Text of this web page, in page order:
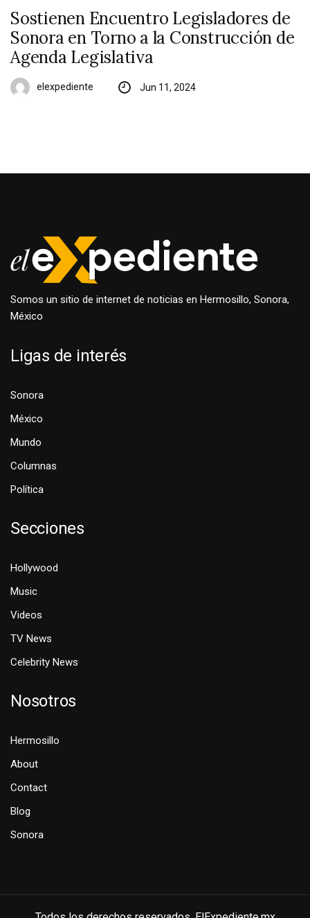
Sostienen Encuentro Legisladores de
Sonora en Torno a la Construcción de
Agenda Legislativa
elexpediente Jun 11, 2024
Somos un sitio de internet de noticias en Hermosillo, Sonora,
México
Ligas de interés
Sonora
México
Mundo
Columnas
Política
Secciones
Hollywood
Music
Videos
TV News
Celebrity News
Nosotros
Hermosillo
About
Contact
Blog
Sonora